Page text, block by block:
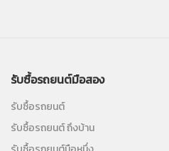
รับซื้อรถยนต์มือสอง
รับซื้อรถยนต์
รับซื้อรถยนต์ ถึงบ้าน